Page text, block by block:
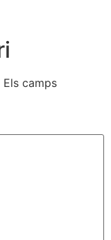
Els camps